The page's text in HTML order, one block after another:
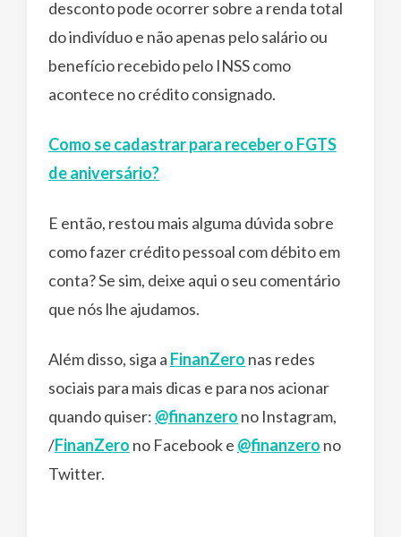
desconto pode ocorrer sobre a renda total
do indivíduo e não apenas pelo salário ou
benefício recebido pelo INSS como
acontece no crédito consignado.
Como se cadastrar para receber o FGTS
de aniversário?
E então, restou mais alguma dúvida sobre
como fazer crédito pessoal com débito em
conta? Se sim, deixe aqui o seu comentário
que nós lhe ajudamos.
Além disso, siga a FinanZero nas redes
sociais para mais dicas e para nos acionar
quando quiser: @finanzero no Instagram,
/FinanZero no Facebook e @finanzero no
Twitter.